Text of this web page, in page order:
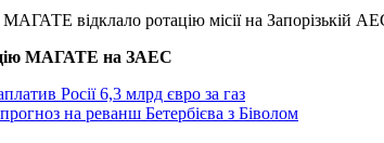
відклало ротацію місії на Запорізькій АЕС
МАГАТЕ на ЗАЕС
Росії 6,3 млрд євро за газ
на реванш Бетербієва з Біволом